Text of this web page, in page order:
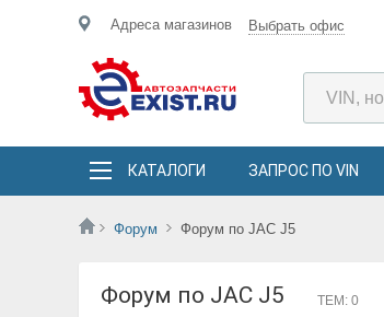
Адреса магазинов Выбрать офис
КАТАЛОГИ ЗАПРОС ПО VIN
Форум Форум по JAC J5
Форум по JAC J5 ТЕМ: 0